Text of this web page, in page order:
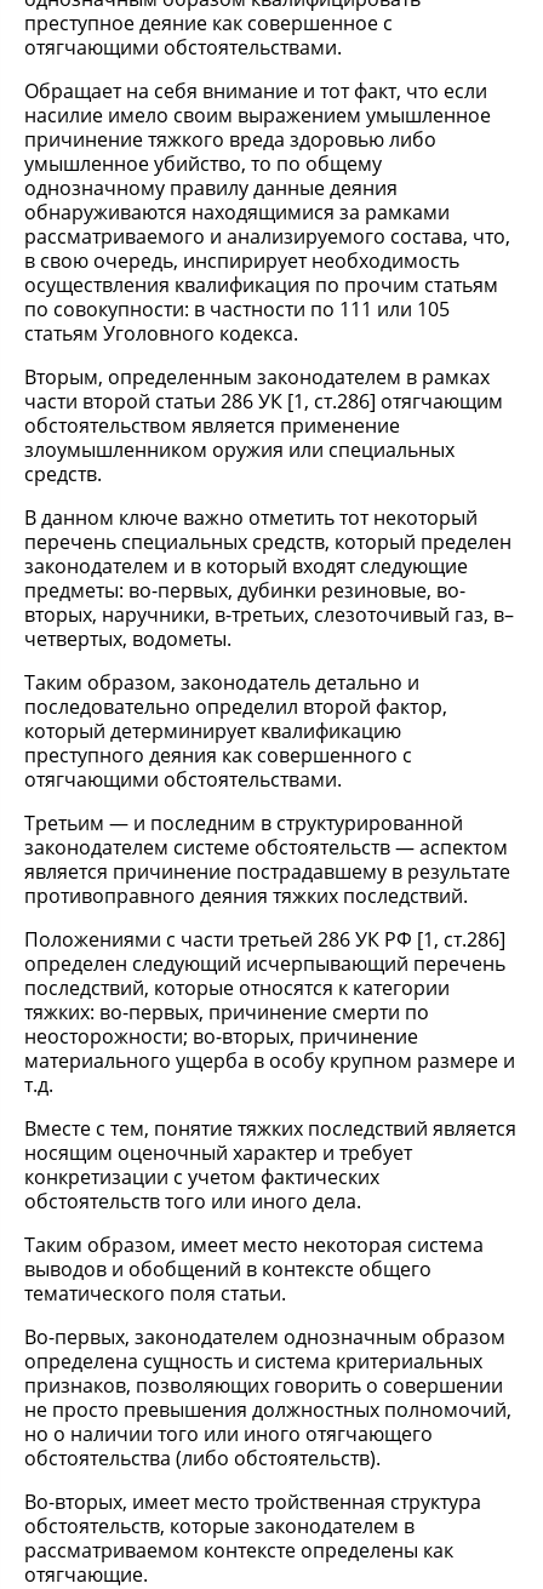
преступное деяние как совершенное с
отягчающими обстоятельствами.
Обращает на себя внимание и тот факт, что если
насилие имело своим выражением умышленное
причинение тяжкого вреда здоровью либо
умышленное убийство, то по общему
однозначному правилу данные деяния
обнаруживаются находящимися за рамками
рассматриваемого и анализируемого состава, что,
в свою очередь, инспирирует необходимость
осуществления квалификация по прочим статьям
по совокупности: в частности по 111 или 105
статьям Уголовного кодекса.
Вторым, определенным законодателем в рамках
части второй статьи 286 УК [1, ст.286] отягчающим
обстоятельством является применение
злоумышленником оружия или специальных
средств.
В данном ключе важно отметить тот некоторый
перечень специальных средств, который пределен
законодателем и в который входят следующие
предметы: во-первых, дубинки резиновые, во-
вторых, наручники, в-третьих, слезоточивый газ, в–
четвертых, водометы.
Таким образом, законодатель детально и
последовательно определил второй фактор,
который детерминирует квалификацию
преступного деяния как совершенного с
отягчающими обстоятельствами.
Третьим — и последним в структурированной
законодателем системе обстоятельств — аспектом
является причинение пострадавшему в результате
противоправного деяния тяжких последствий.
Положениями с части третьей 286 УК РФ [1, ст.286]
определен следующий исчерпывающий перечень
последствий, которые относятся к категории
тяжких: во-первых, причинение смерти по
неосторожности; во-вторых, причинение
материального ущерба в особу крупном размере и
т.д.
Вместе с тем, понятие тяжких последствий является
носящим оценочный характер и требует
конкретизации с учетом фактических
обстоятельств того или иного дела.
Таким образом, имеет место некоторая система
выводов и обобщений в контексте общего
тематического поля статьи.
Во-первых, законодателем однозначным образом
определена сущность и система критериальных
признаков, позволяющих говорить о совершении
не просто превышения должностных полномочий,
но о наличии того или иного отягчающего
обстоятельства (либо обстоятельств).
Во-вторых, имеет место тройственная структура
обстоятельств, которые законодателем в
рассматриваемом контексте определены как
отягчающие.